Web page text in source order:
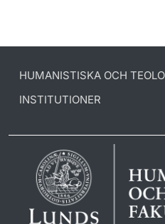
HUMANISTISKA OCH
INSTITUTIONER